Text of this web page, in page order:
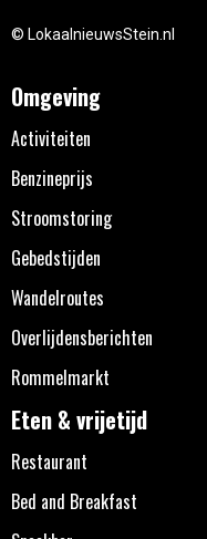
© LokaalnieuwsStein.nl
Omgeving
Activiteiten
Benzineprijs
Stroomstoring
Gebedstijden
Wandelroutes
Overlijdensberichten
Rommelmarkt
Eten & vrijetijd
Restaurant
Bed and Breakfast